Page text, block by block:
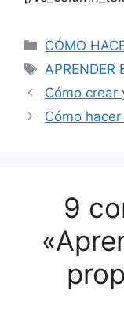
Categorías
CÓMO
Etiquetas
APRENDER
Cómo crear
Cómo
9